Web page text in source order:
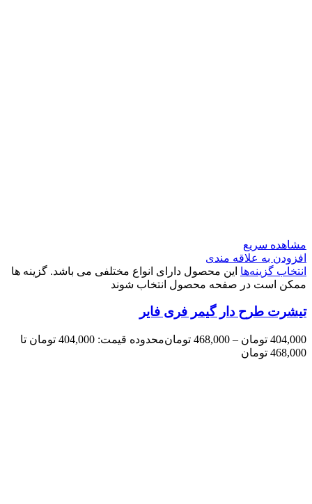
مشاهده سریع
افزودن به علاقه مندی
انتخاب گزینه‌ها این محصول دارای انواع مختلفی می باشد. گزینه ها
ممکن است در صفحه محصول انتخاب شوند
تیشرت طرح دار گیمر فری فایر
404,000 تومان –
468,000 تومان
محدوده قیمت: 404,000 تومان تا
468,000 تومان